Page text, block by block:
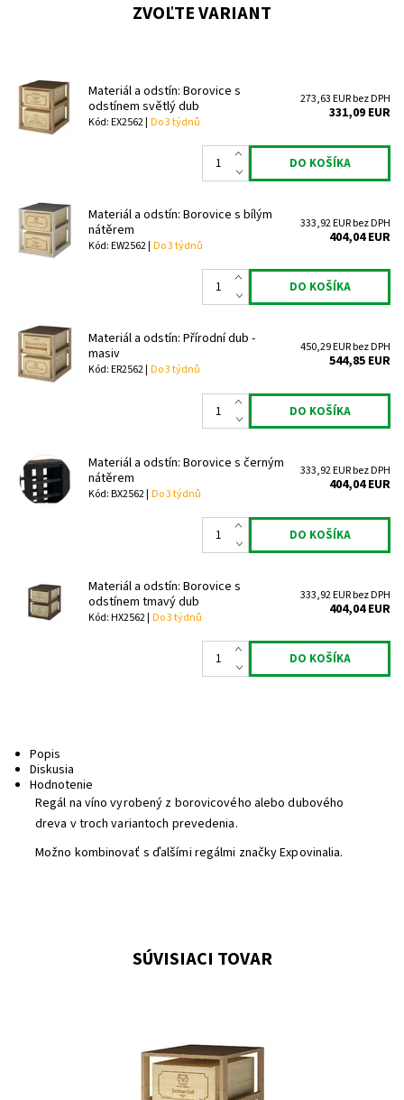
ZVOĽTE VARIANT
Materiál a odstín: Borovice s
odstínem světlý dub
Kód: EX2562 | Do 3 týdnů
273,63 EUR bez DPH
331,09 EUR
Materiál a odstín: Borovice s bílým
nátěrem
Kód: EW2562 | Do 3 týdnů
333,92 EUR bez DPH
404,04 EUR
Materiál a odstín: Přírodní dub -
masiv
Kód: ER2562 | Do 3 týdnů
450,29 EUR bez DPH
544,85 EUR
Materiál a odstín: Borovice s černým
nátěrem
Kód: BX2562 | Do 3 týdnů
333,92 EUR bez DPH
404,04 EUR
Materiál a odstín: Borovice s
odstínem tmavý dub
Kód: HX2562 | Do 3 týdnů
333,92 EUR bez DPH
404,04 EUR
Popis
Diskusia
Hodnotenie
Regál na víno vyrobený z borovicového alebo dubového
dreva v troch variantoch prevedenia.
Možno kombinovať s ďalšími regálmi značky Expovinalia.
SÚVISIACI TOVAR
Drevený regál na uskladnenie vína.
Do 3 týdnů